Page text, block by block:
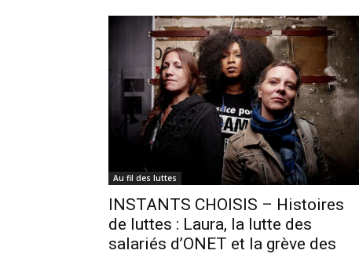
Au fil des luttes
INSTANTS CHOISIS – Histoires
de luttes : Laura, la lutte des
salariés d’ONET et la grève des